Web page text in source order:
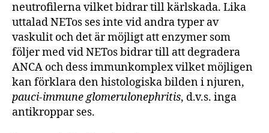
neutrofilerna vilket bidrar till kärlskada. Lika
uttalad NETos ses inte vid andra typer av
vaskulit och det är möjligt att enzymer som
följer med vid NETos bidrar till att degradera
ANCA och dess immunkomplex vilket möjligen
kan förklara den histologiska bilden i njuren,
pauci-immune glomerulonephritis, d.v.s. inga
antikroppar ses.